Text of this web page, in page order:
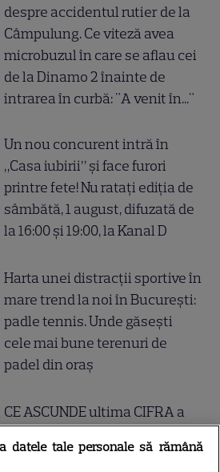
despre accidentul rutier de la
Câmpulung. Ce viteză avea
microbuzul în care se aflau cei
de la Dinamo 2 înainte de
intrarea în curbă: "A venit în..."
Un nou concurent intră în
„Casa iubirii” și face furori
printre fete! Nu ratați ediția de
sâmbătă, 1 august, difuzată de
la 16:00 și 19:00, la Kanal D
Harta unei distracții sportive în
mare trend la noi în București:
padle tennis. Unde găsești
cele mai bune terenuri de
padel din oraș
CE ASCUNDE ultima CIFRA a
însemană că...
datele tale personale să rămână